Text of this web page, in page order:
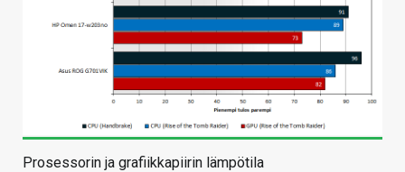
Prosessorin ja grafiikkapiirin lämpötila